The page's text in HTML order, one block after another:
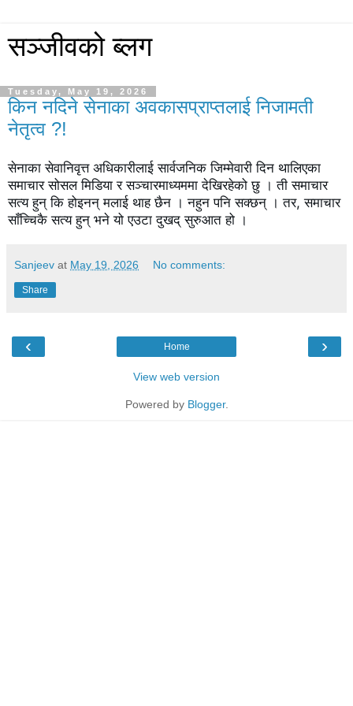
सञ्जीवको ब्लग
Tuesday, May 19, 2026
किन नदिने सेनाका अवकासप्राप्तलाई निजामती
नेतृत्व ?!
सेनाका सेवानिवृत्त अधिकारीलाई सार्वजनिक जिम्मेवारी दिन थालिएका
समाचार सोसल मिडिया र सञ्चारमाध्यममा देखिरहेको छु । ती समाचार
सत्य हुन् कि होइनन् मलाई थाह छैन । नहुन पनि सक्छन् । तर, समाचार
साँच्चिकै सत्य हुन् भने यो एउटा दुखद् सुरुआत हो ।
Sanjeev at May 19, 2026 No comments:
Share
‹ ›
Home
View web version
Powered by Blogger.